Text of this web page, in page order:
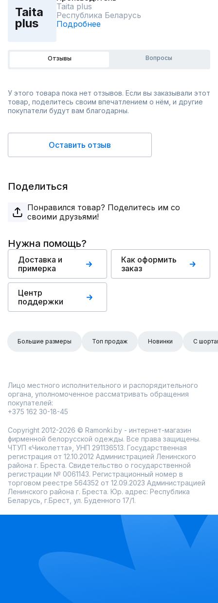
Taita
plus
Taita plus
Республика Беларусь
Подробнее
Отзывы Вопросы
У этого товара пока нет отзывов. Если вы заказывали этот
товар, поделитесь своим впечатлением о нём, и другие
покупатели будут вам благодарны.
Оставить отзыв
Поделиться
Понравился товар? Поделитесь им со
своими друзьями!
Нужна помощь?
Доставка и
примерка
Как оформить
заказ
Центр
поддержки
Большие размеры Топ продаж Новинки С
Лицо местного исполнительного и распорядительного
органа, уполномоченное рассматривать обращения
покупателей:
+375 162 30-18-45
Copyright 2012-2026 © Ramonki.by - интернет-магазин
фирменной белорусской одежды. Все права защищены.
ЧТУП «Чиколетта», УНП 291136513. Государственная
регистрация от 12.10.2012 Администрацией Ленинского
района г. Бреста. Свидетельство о государственной
регистрации № 0061143. Регистрационный номер в
торговом реестре 564352 от 12.09.2023 Администрацией
Ленинского района г. Бреста. Юр. адрес: Республика
Беларусь, г.Брест, ул. Буденного 17/1.